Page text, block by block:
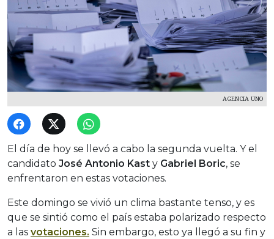
AGENCIA UNO
El día de hoy se llevó a cabo la segunda vuelta. Y el
candidato José Antonio Kast y Gabriel Boric, se
enfrentaron en estas votaciones.
Este domingo se vivió un clima bastante tenso, y es
que se sintió como el país estaba polarizado respecto
a las votaciones. Sin embargo, esto ya llegó a su fin y